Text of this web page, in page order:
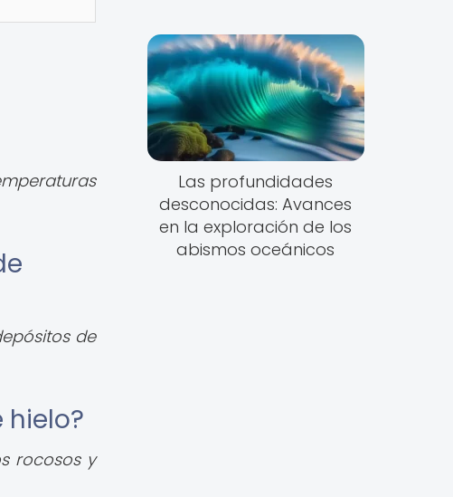
de
hielo?
rocosos y
Las profundidades
desconocidas: Avances
en la exploración de los
abismos oceánicos